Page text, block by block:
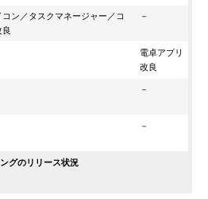
ン／タスクマネージャー／コ
－
電卓アプリ
改良
－
－
グのリリース状況